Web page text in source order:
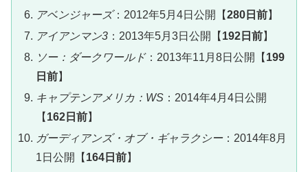
アベンジャーズ：2012年5月4日公開【280日前】
アイアンマン3 ：2013年5月3日公開【 192日前】
ソー：ダークワールド：2013年11月8日公開【 199
日前】
キャプテンアメリカ：WS ：2014年4月4日公開
【 162日前】
ガーディアンズ・オブ・ギャラクシー：2014年8月
1日公開【 164日前】